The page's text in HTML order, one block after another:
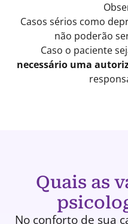
Casos sérios como
não poderão
Caso o paciente
necessário uma
Quais as
No conforto de sua